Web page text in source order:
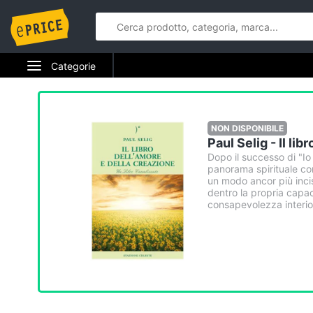
Categorie
Elettrodomestici
Informatica
Tv e Home Cinema
Smart home
Videogiochi
NON DISPONIBILE
Paul Selig - Il
Dopo il successo di
panorama spirituale
un modo ancor più
dentro la propria
consapevolezza